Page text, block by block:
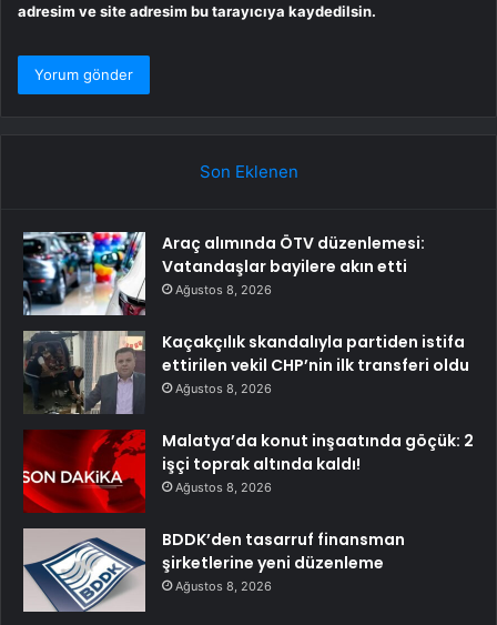
adresim ve site adresim bu tarayıcıya kaydedilsin.
Son Eklenen
Araç alımında ÖTV düzenlemesi:
Vatandaşlar bayilere akın etti
Ağustos 8, 2026
Kaçakçılık skandalıyla partiden istifa
ettirilen vekil CHP’nin ilk transferi oldu
Ağustos 8, 2026
Malatya’da konut inşaatında göçük: 2
işçi toprak altında kaldı!
Ağustos 8, 2026
BDDK’den tasarruf finansman
şirketlerine yeni düzenleme
Ağustos 8, 2026